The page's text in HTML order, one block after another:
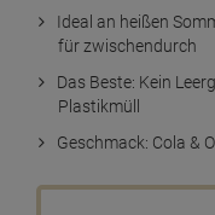
Ideal an heißen
für zwischendurch
Das Beste: Kein
Plastikmüll
Geschmack: Cola &